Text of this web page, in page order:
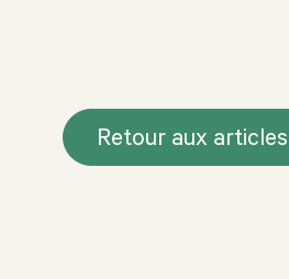
Retour aux articles